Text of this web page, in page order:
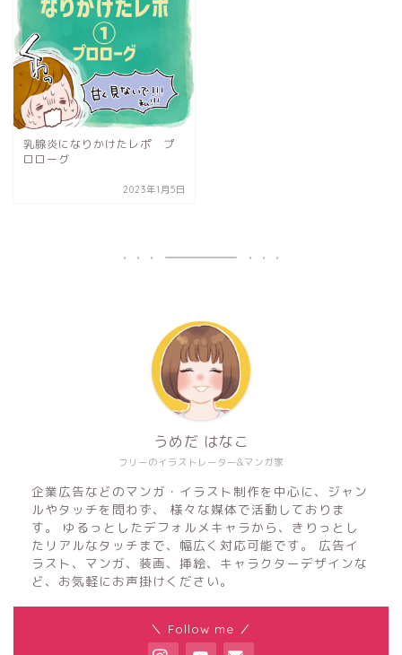
乳腺炎になりかけたレポ プ
ロローグ
2023年1月5日
フリーのイラストレーター&マンガ家
うめだ はなこ
企業広告などのマンガ・イラスト制作を中心に、ジャン
ルやタッチを問わず、 様々な媒体で活動しておりま
す。 ゆるっとしたデフォルメキャラから、きりっとし
たリアルなタッチまで、幅広く対応可能です。 広告イ
ラスト、マンガ、装画、挿絵、キャラクターデザインな
ど、お気軽にお声掛けください。
＼ Follow me ／